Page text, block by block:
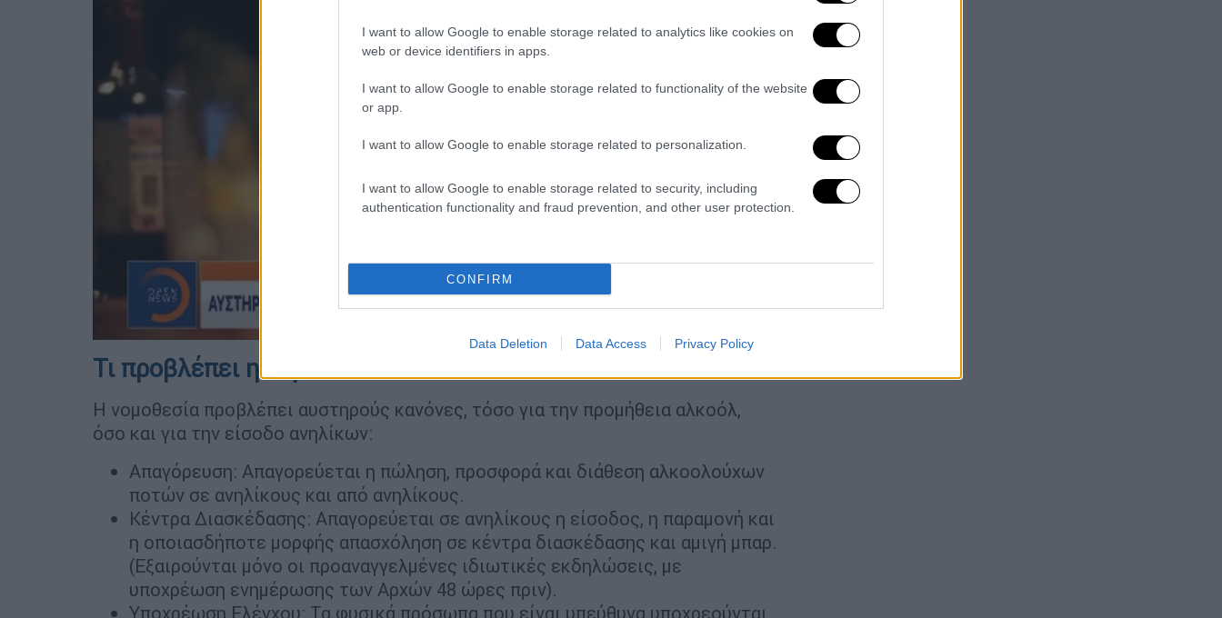
I want to allow Google to enable storage related to analytics like cookies on
web or device identifiers in apps.
I want to allow Google to enable storage related to functionality of the website
or app.
I want to allow Google to enable storage related to personalization.
I want to allow Google to enable storage related to security, including
authentication functionality and fraud prevention, and other user protection.
CONFIRM
Data Deletion Data Access Privacy Policy
video
Τι προβλέπει η νομοθεσία
Η νομοθεσία προβλέπει αυστηρούς κανόνες, τόσο για την προμήθεια αλκοόλ,
όσο και για την είσοδο ανηλίκων:
Απαγόρευση: Απαγορεύεται η πώληση, προσφορά και διάθεση αλκοολούχων
ποτών σε ανηλίκους και από ανηλίκους.
Κέντρα Διασκέδασης: Απαγορεύεται σε ανηλίκους η είσοδος, η παραμονή και
η οποιασδήποτε μορφής απασχόληση σε κέντρα διασκέδασης και αμιγή μπαρ.
(Εξαιρούνται μόνο οι προαναγγελμένες ιδιωτικές εκδηλώσεις, με
υποχρέωση ενημέρωσης των Αρχών 48 ώρες πριν).
Υποχρέωση Ελέγχου: Τα φυσικά πρόσωπα που είναι υπεύθυνα υποχρεούνται